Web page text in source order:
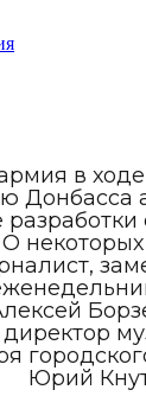
в
Донбасса
некоторых
директор
Юрий